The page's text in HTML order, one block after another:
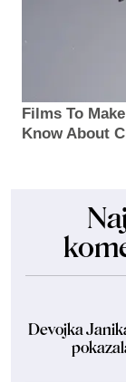
Films To
Know About
Devojka